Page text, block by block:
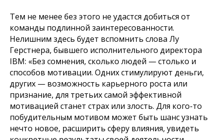
Тем не менее без этого не удастся добиться от
команды подлинной заинтересованности.
Нелишним здесь будет вспомнить слова Лу
Герстнера, бывшего исполнительного директора
IBM: «Без сомнения, сколько людей — столько и
способов мотивации. Одних стимулируют деньги,
других — возможность карьерного роста или
признание, для третьих самой эффективной
мотивацией станет страх или злость. Для кого-то
побудительным мотивом может быть шанс узнать
нечто новое, расширить сферу влияния, увидеть